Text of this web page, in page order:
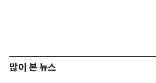
많이 본 뉴스